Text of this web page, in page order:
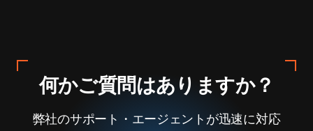
何かご質問はありますか？
弊社のサポート・エージェントが迅速に対応